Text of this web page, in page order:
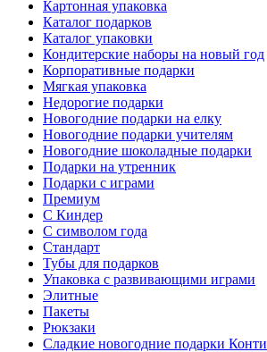
Картонная упаковка
Каталог подарков
Каталог упаковки
Кондитерские наборы на новый год
Корпоративные подарки
Мягкая упаковка
Недорогие подарки
Новогодние подарки на елку
Новогодние подарки учителям
Новогодние шоколадные подарки
Подарки на утренник
Подарки с играми
Премиум
С Киндер
С символом года
Стандарт
Тубы для подарков
Упаковка с развивающими играми
Элитные
Пакеты
Рюкзаки
Сладкие новогодние подарки Конти